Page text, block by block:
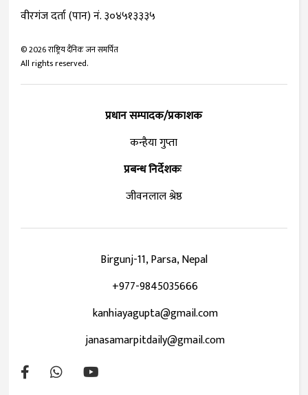
वीरगंज दर्ता (पान) नं. ३०४५१३३३५
©2026राष्ट्रिय दैनिक जन समर्पित
All rights reserved.
प्रधान सम्पादक/प्रकाशक
कन्हैया गुप्ता
प्रबन्ध निर्देशकः
जीवनलाल श्रेष्ठ
Birgunj-11, Parsa, Nepal
+977-9845035666
kanhiayagupta@gmail.com
janasamarpitdaily@gmail.com